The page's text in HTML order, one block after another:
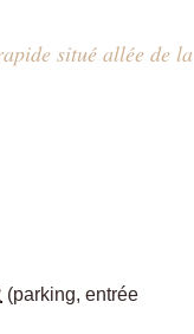
situé allée de la
(parking, entrée